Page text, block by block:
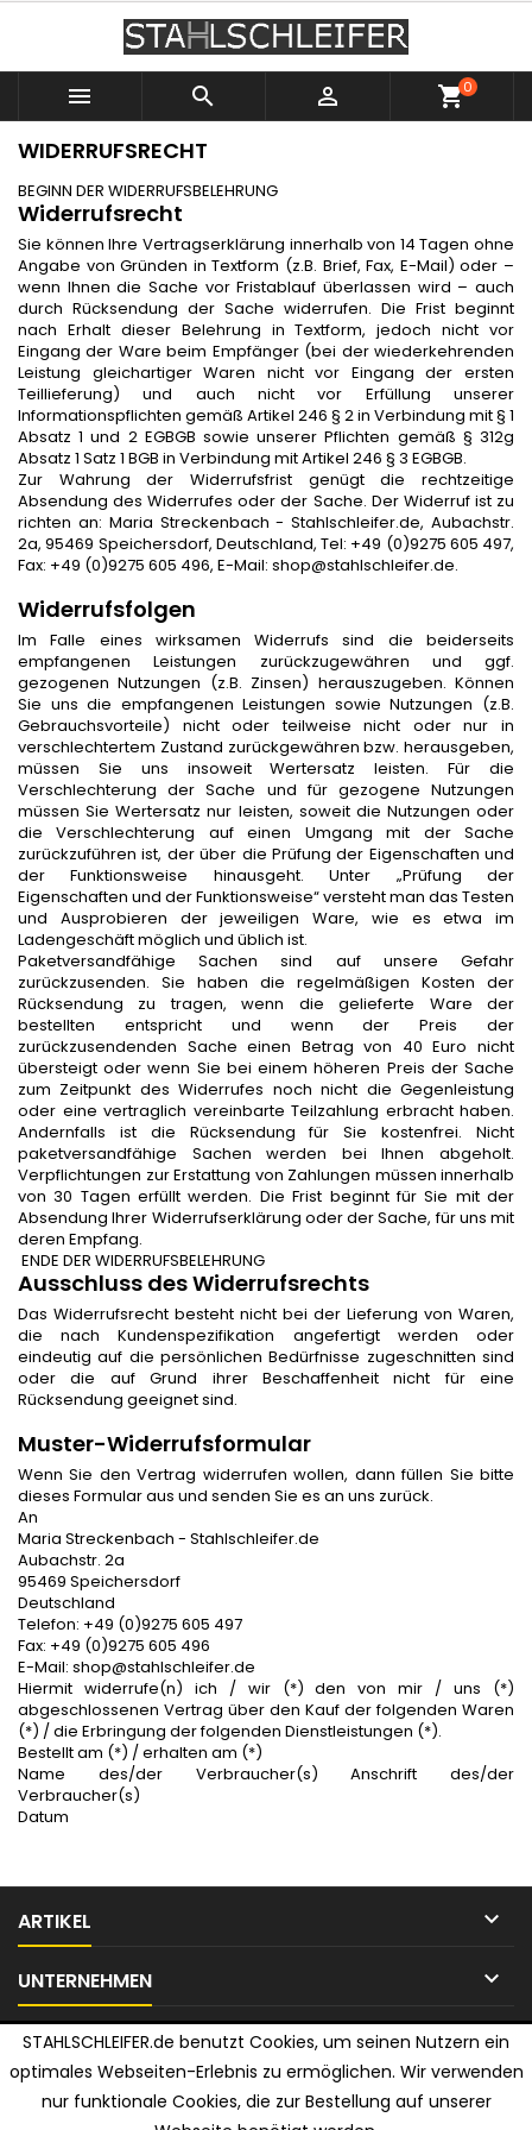
STAHLSCHLEIFER.de benutzt Cookies, um seinen Nutzern ein
optimales Webseiten-Erlebnis zu ermöglichen. Wir verwenden
nur funktionale Cookies, die zur Bestellung auf unserer
   shopping_cart0
WIDERRUFSRECHT
BEGINN DER WIDERRUFSBELEHRUNG
Widerrufsrecht
Sie können Ihre Vertragserklärung innerhalb von 14 Tagen ohne
Angabe von Gründen in Textform (z.B. Brief, Fax, E-Mail) oder –
wenn Ihnen die Sache vor Fristablauf überlassen wird – auch
durch Rücksendung der Sache widerrufen. Die Frist beginnt
nach Erhalt dieser Belehrung in Textform, jedoch nicht vor
Eingang der Ware beim Empfänger (bei der wiederkehrenden
Leistung gleichartiger Waren nicht vor Eingang der ersten
Teillieferung) und auch nicht vor Erfüllung unserer
Informationspflichten gemäß Artikel 246 § 2 in Verbindung mit § 1
Absatz 1 und 2 EGBGB sowie unserer Pflichten gemäß § 312g
Absatz 1 Satz 1 BGB in Verbindung mit Artikel 246 § 3 EGBGB.
Zur Wahrung der Widerrufsfrist genügt die rechtzeitige
Absendung des Widerrufes oder der Sache. Der Widerruf ist zu
richten an: Maria Streckenbach - Stahlschleifer.de, Aubachstr.
2a, 95469 Speichersdorf, Deutschland, Tel: +49 (0)9275 605 497,
Fax: +49 (0)9275 605 496, E-Mail: shop@stahlschleifer.de.
Widerrufsfolgen
Im Falle eines wirksamen Widerrufs sind die beiderseits
empfangenen Leistungen zurückzugewähren und ggf.
gezogenen Nutzungen (z.B. Zinsen) herauszugeben. Können
Sie uns die empfangenen Leistungen sowie Nutzungen (z.B.
Gebrauchsvorteile) nicht oder teilweise nicht oder nur in
verschlechtertem Zustand zurückgewähren bzw. herausgeben,
müssen Sie uns insoweit Wertersatz leisten. Für die
Verschlechterung der Sache und für gezogene Nutzungen
müssen Sie Wertersatz nur leisten, soweit die Nutzungen oder
die Verschlechterung auf einen Umgang mit der Sache
zurückzuführen ist, der über die Prüfung der Eigenschaften und
der Funktionsweise hinausgeht. Unter „Prüfung der
Eigenschaften und der Funktionsweise“ versteht man das Testen
und Ausprobieren der jeweiligen Ware, wie es etwa im
Ladengeschäft möglich und üblich ist.
Paketversandfähige Sachen sind auf unsere Gefahr
zurückzusenden. Sie haben die regelmäßigen Kosten der
Rücksendung zu tragen, wenn die gelieferte Ware der
bestellten entspricht und wenn der Preis der
zurückzusendenden Sache einen Betrag von 40 Euro nicht
übersteigt oder wenn Sie bei einem höheren Preis der Sache
zum Zeitpunkt des Widerrufes noch nicht die Gegenleistung
oder eine vertraglich vereinbarte Teilzahlung erbracht haben.
Andernfalls ist die Rücksendung für Sie kostenfrei. Nicht
paketversandfähige Sachen werden bei Ihnen abgeholt.
Verpflichtungen zur Erstattung von Zahlungen müssen innerhalb
von 30 Tagen erfüllt werden. Die Frist beginnt für Sie mit der
Absendung Ihrer Widerrufserklärung oder der Sache, für uns mit
deren Empfang.
ENDE DER WIDERRUFSBELEHRUNG
Ausschluss des Widerrufsrechts
Das Widerrufsrecht besteht nicht bei der Lieferung von Waren,
die nach Kundenspezifikation angefertigt werden oder
eindeutig auf die persönlichen Bedürfnisse zugeschnitten sind
oder die auf Grund ihrer Beschaffenheit nicht für eine
Rücksendung geeignet sind.
Muster-Widerrufsformular
Wenn Sie den Vertrag widerrufen wollen, dann füllen Sie bitte
dieses Formular aus und senden Sie es an uns zurück.
An
Maria Streckenbach - Stahlschleifer.de
Aubachstr. 2a
95469 Speichersdorf
Deutschland
Telefon: +49 (0)9275 605 497
Fax: +49 (0)9275 605 496
E-Mail: shop@stahlschleifer.de
Hiermit widerrufe(n) ich / wir (*) den von mir / uns (*)
abgeschlossenen Vertrag über den Kauf der folgenden Waren
(*) / die Erbringung der folgenden Dienstleistungen (*).
Bestellt am (*) / erhalten am (*)
Name des/der Verbraucher(s) Anschrift des/der
Verbraucher(s)
Datum
ARTIKEL 
UNTERNEHMEN 
IHR KONTO 
KONTAKT 